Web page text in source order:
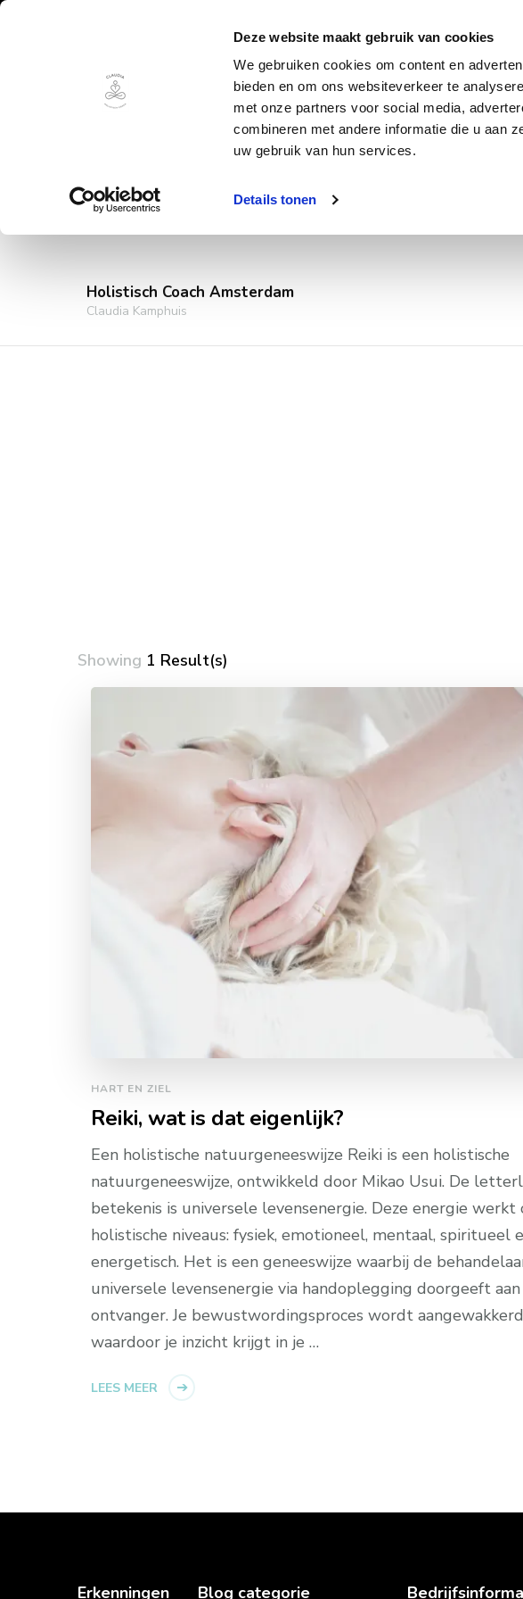
Deze website maakt gebruik van cookies
We gebruiken cookies om content en
bieden en om ons websiteverkeer te
met onze partners voor social media,
combineren met andere informatie die u aan
uw gebruik van hun services.
Details tonen
Holistisch Coach Amsterdam
Claudia Kamphuis
Showing 1 Result(s)
HART EN ZIEL
Reiki, wat is dat eigenlijk?
Een holistische natuurgeneeswijze Reiki is een holistische
natuurgeneeswijze, ontwikkeld door Mikao Usui. De
betekenis is universele levensenergie. Deze energie werkt
holistische niveaus: fysiek, emotioneel, mentaal, spiritueel
energetisch. Het is een geneeswijze waarbij de
universele levensenergie via handoplegging doorgeeft aan
ontvanger. Je bewustwordingsproces wordt
waardoor je inzicht krijgt in je …
LEES MEER
Erkenningen Blog categorie